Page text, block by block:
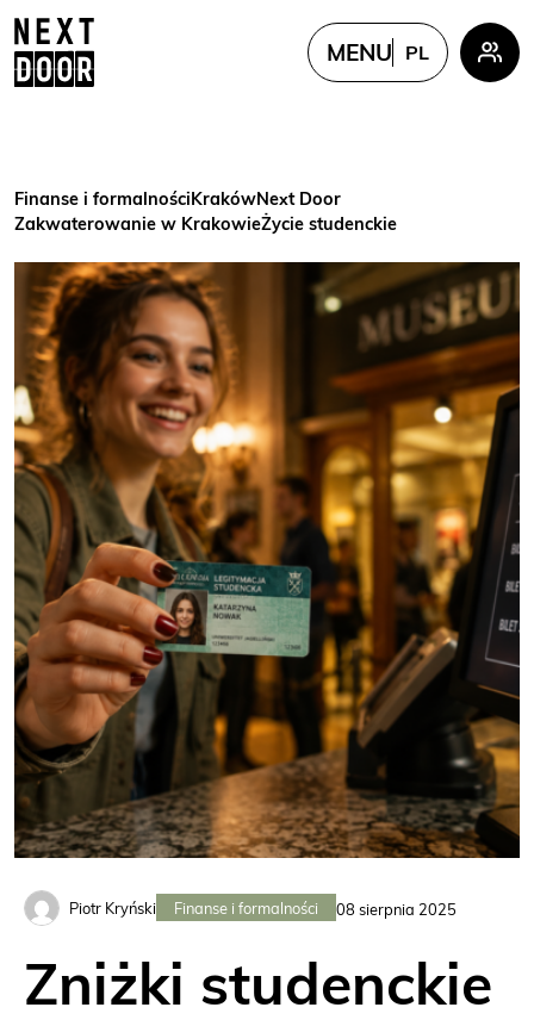
MENU PL
UKR
CN
Finanse i formalności KrakówNext Door
Zakwaterowanie w KrakowieŻycie studenckie
Piotr Kryński Finanse i formalności 08 sierpnia 2025
Zniżki studenckie